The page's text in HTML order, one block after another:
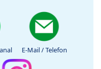
E-Mail / Telefon